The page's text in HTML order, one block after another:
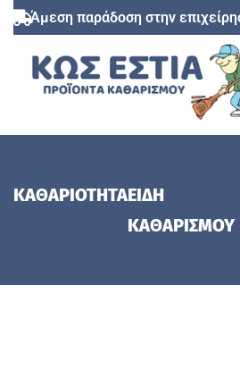
Άμεση παράδοση στην
ΚΑΘΑΡΙΟΤΗΤΑΕΙΔΗ
ΚΑΘΑΡΙΣΜΟΥ